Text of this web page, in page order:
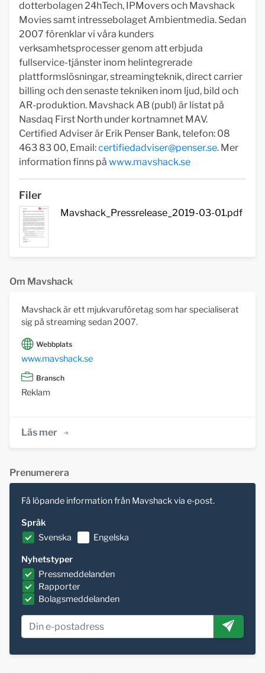
dotterbolagen 24hTech, IPMovers och Mavshack
Movies samt intressebolaget Ambientmedia. Sedan
2007 förenklar vi våra kunders
verksamhetsprocesser genom att erbjuda
fullservice-tjänster inom helintegrerade
plattformslösningar, streamingteknik, direct carrier
billing och den senaste tekniken inom ljud, bild och
AR-produktion. Mavshack AB (publ) är listat på
Nasdaq First North under kortnamnet MAV.
Certified Adviser är Erik Penser Bank, telefon: 08
463 83 00, Email:certifiedadviser@penser.se. Mer
information finns på www.mavshack.se
Filer
Mavshack_Pressrelease_2019-03-01.pdf
Om Mavshack
Mavshack är ett mjukvaruföretag som har specialiserat
sig på streaming sedan 2007.
Webbplats
www.mavshack.se
Bransch
Reklam
Läs mer
Prenumerera
Få löpande information från Mavshack via e-post.
Språk
Svenska
Engelska
Nyhetstyper
Pressmeddelanden
Rapporter
Bolagsmeddelanden